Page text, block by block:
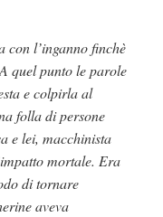
con l’inganno finchè
quel punto le parole
e colpirla al
folla di persone
e lei, macchinista
mortale. Era
di tornare
aveva